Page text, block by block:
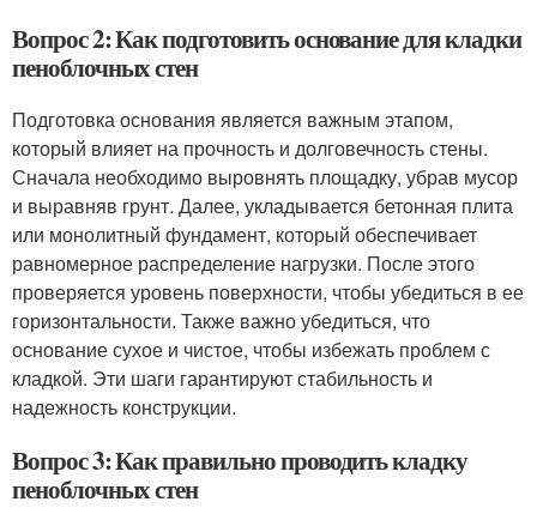
Вопрос 2: Как подготовить основание для кладки
пеноблочных стен
Подготовка основания является важным этапом,
который влияет на прочность и долговечность стены.
Сначала необходимо выровнять площадку, убрав мусор
и выравняв грунт. Далее, укладывается бетонная плита
или монолитный фундамент, который обеспечивает
равномерное распределение нагрузки. После этого
проверяется уровень поверхности, чтобы убедиться в ее
горизонтальности. Также важно убедиться, что
основание сухое и чистое, чтобы избежать проблем с
кладкой. Эти шаги гарантируют стабильность и
надежность конструкции.
Вопрос 3: Как правильно проводить кладку
пеноблочных стен